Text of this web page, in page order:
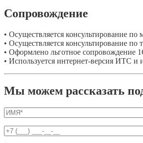
Сопровождение
• Осуществляется консультирование
• Осуществляется консультирование
• Оформлено льготное сопровождение
• Используется интернет-версия ИТС
Мы можем рассказать